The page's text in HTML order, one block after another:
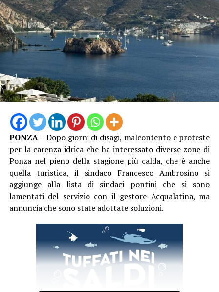
dei casi denunciati a quello degli occupati per
permettere un confronto omogeneo tra i diversi
territori laziali, indipendentemente dalla loro
dimensione occupazionale. Sul piano dei numeri assoluti
dal dossier emerge che lo scorso anno nella provincia di
Latina ci sono state 3.519 denunce di infortunio sul
lavoro, 13 con esito mortale. Nei primi sei mesi del 2026
le denunce hanno già raggiunto quota 1.864, quattro
invece gli incidenti mortali. Un bilancio che non
comprende ancora i due lavoratori morti per il caldo nel
mese di luglio e che rende – ad oggi – il quadro ancora
più drammatico”, conclude Garullo
PONZA– Dopo giorni di disagi, malcontento e proteste
per la carenza idrica che ha interessato diverse zone di
Ponza nel pieno della stagione più calda, che è anche
quella turistica, il sindaco Francesco Ambrosino si
aggiunge alla lista di sindaci pontini che si sono
lamentati del servizio con il gestore Acqualatina, ma
annuncia che sono state adottate soluzioni.